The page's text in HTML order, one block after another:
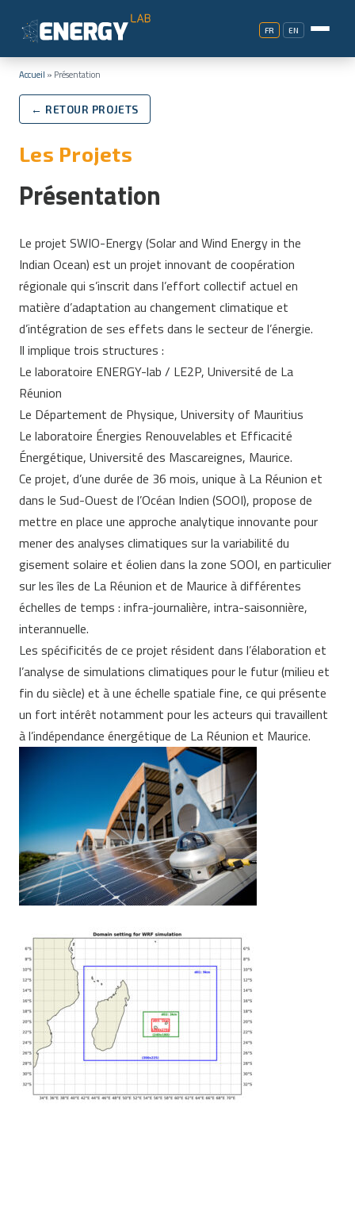
FR EN
Accueil » Présentation
← RETOUR PROJETS
Les Projets
Présentation
Le projet SWIO-Energy (Solar and Wind Energy in the
Indian Ocean) est un projet innovant de coopération
régionale qui s’inscrit dans l’effort collectif actuel en
matière d’adaptation au changement climatique et
d’intégration de ses effets dans le secteur de l’énergie.
Il implique trois structures :
Le laboratoire ENERGY-lab / LE2P, Université de La
Réunion
Le Département de Physique, University of Mauritius
Le laboratoire Énergies Renouvelables et Efficacité
Énergétique, Université des Mascareignes, Maurice.
Ce projet, d’une durée de 36 mois, unique à La Réunion et
dans le Sud-Ouest de l’Océan Indien (SOOI), propose de
mettre en place une approche analytique innovante pour
mener des analyses climatiques sur la variabilité du
gisement solaire et éolien dans la zone SOOI, en particulier
sur les îles de La Réunion et de Maurice à différentes
échelles de temps : infra-journalière, intra-saisonnière,
interannuelle.
Les spécificités de ce projet résident dans l’élaboration et
l’analyse de simulations climatiques pour le futur (milieu et
fin du siècle) et à une échelle spatiale fine, ce qui présente
un fort intérêt notamment pour les acteurs qui travaillent
à l’indépendance énergétique de La Réunion et Maurice.